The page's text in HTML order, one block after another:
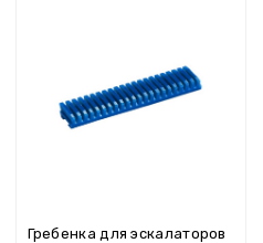
Гребенка для эскалаторов